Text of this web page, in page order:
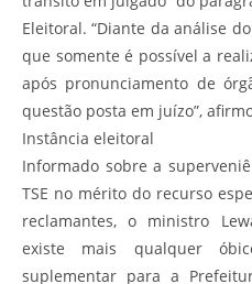
Eleitoral. “Diante da análise
que somente é possível a
após pronunciamento de
questão posta em juízo”,
Instância eleitoral
Informado sobre a
TSE no mérito do recurso
reclamantes, o ministro
existe mais qualquer
suplementar para a